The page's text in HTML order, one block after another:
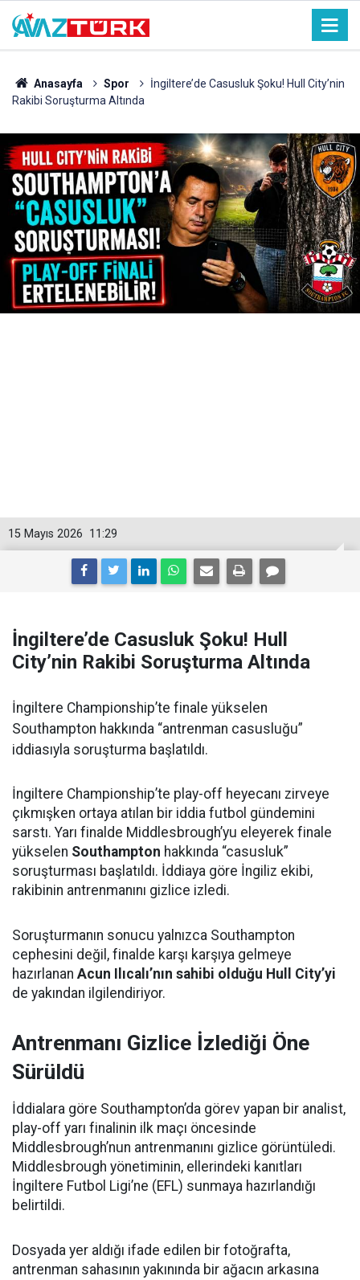
Anasayfa Spor
İngiltere’de Casusluk Şoku! Hull City’nin
Rakibi Soruşturma Altında
11:29
15 Mayıs 2026
İngiltere’de Casusluk Şoku! Hull
City’nin Rakibi Soruşturma Altında
İngiltere Championship’te finale yükselen
Southampton hakkında “antrenman casusluğu”
iddiasıyla soruşturma başlatıldı.
İngiltere Championship’te play-off heyecanı zirveye
çıkmışken ortaya atılan bir iddia futbol gündemini
sarstı. Yarı finalde Middlesbrough’yu eleyerek finale
yükselen Southampton hakkında “casusluk”
soruşturması başlatıldı. İddiaya göre İngiliz ekibi,
rakibinin antrenmanını gizlice izledi.
Soruşturmanın sonucu yalnızca Southampton
cephesini değil, finalde karşı karşıya gelmeye
hazırlanan Acun Ilıcalı’nın sahibi olduğu Hull City’yi
de yakından ilgilendiriyor.
Antrenmanı Gizlice İzlediği Öne
Sürüldü
İddialara göre Southampton’da görev yapan bir analist,
play-off yarı finalinin ilk maçı öncesinde
Middlesbrough’nun antrenmanını gizlice görüntüledi.
Middlesbrough yönetiminin, ellerindeki kanıtları
İngiltere Futbol Ligi’ne (EFL) sunmaya hazırlandığı
belirtildi.
Dosyada yer aldığı ifade edilen bir fotoğrafta,
antrenman sahasının yakınında bir ağacın arkasına